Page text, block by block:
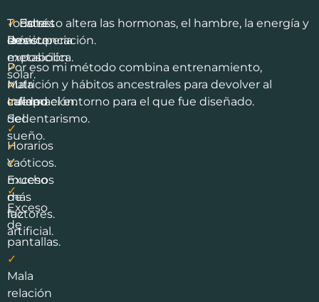
✓
Resistencia
metabólica.
✓
Inflamación.
✓
Horarios
caóticos.
✓
Exceso
de
pantallas.
✓Falta
de
exposición
solar.
✓
Sedentarismo.
✓
Y
muchos
más
factores.
✓Estrés
crónico.
✓
Mala
calidad
del
sueño.
✓
Exceso
de
luz
artificial.
✓
Mala
relación
Todo esto altera las hormonas, el hambre, la energía y
la recuperación.
Por eso mi método combina entrenamiento,
nutrición y hábitos ancestrales para devolver al
cuerpo el entorno para el que fue diseñado.